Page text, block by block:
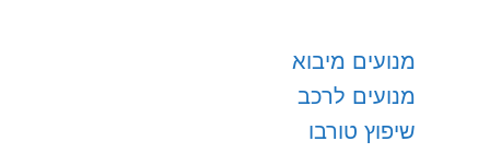
מנועים מיבוא
מנועים לרכב
שיפוץ טורבו